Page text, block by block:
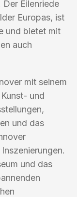
Eilenriede
Europas, ist
und bietet mit
auch
mit seinem
und
und das
und das